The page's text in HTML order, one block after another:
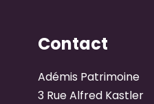
Contact
Adémis Patrimoine
3 Rue Alfred Kastler